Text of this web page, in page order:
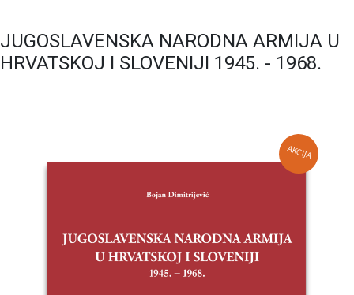
JUGOSLAVENSKA NARODNA ARMIJA U
HRVATSKOJ I SLOVENIJI 1945. - 1968.
AKCIJA